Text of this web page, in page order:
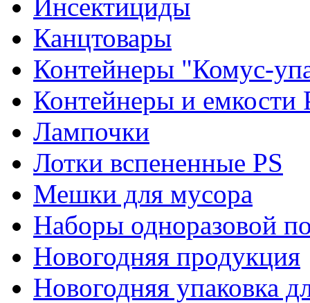
Инсектициды
Канцтовары
Контейнеры "Комус-
Контейнеры и емкости
Лампочки
Лотки вспененные PS
Мешки для мусора
Наборы одноразовой
Новогодняя продукция
Новогодняя упаковка